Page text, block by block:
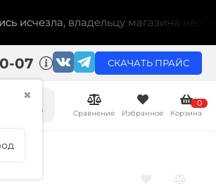
владельцу магазина
✖
07 СКАЧАТЬ ПРАЙС
Сравнение Избранное
0
Корзина